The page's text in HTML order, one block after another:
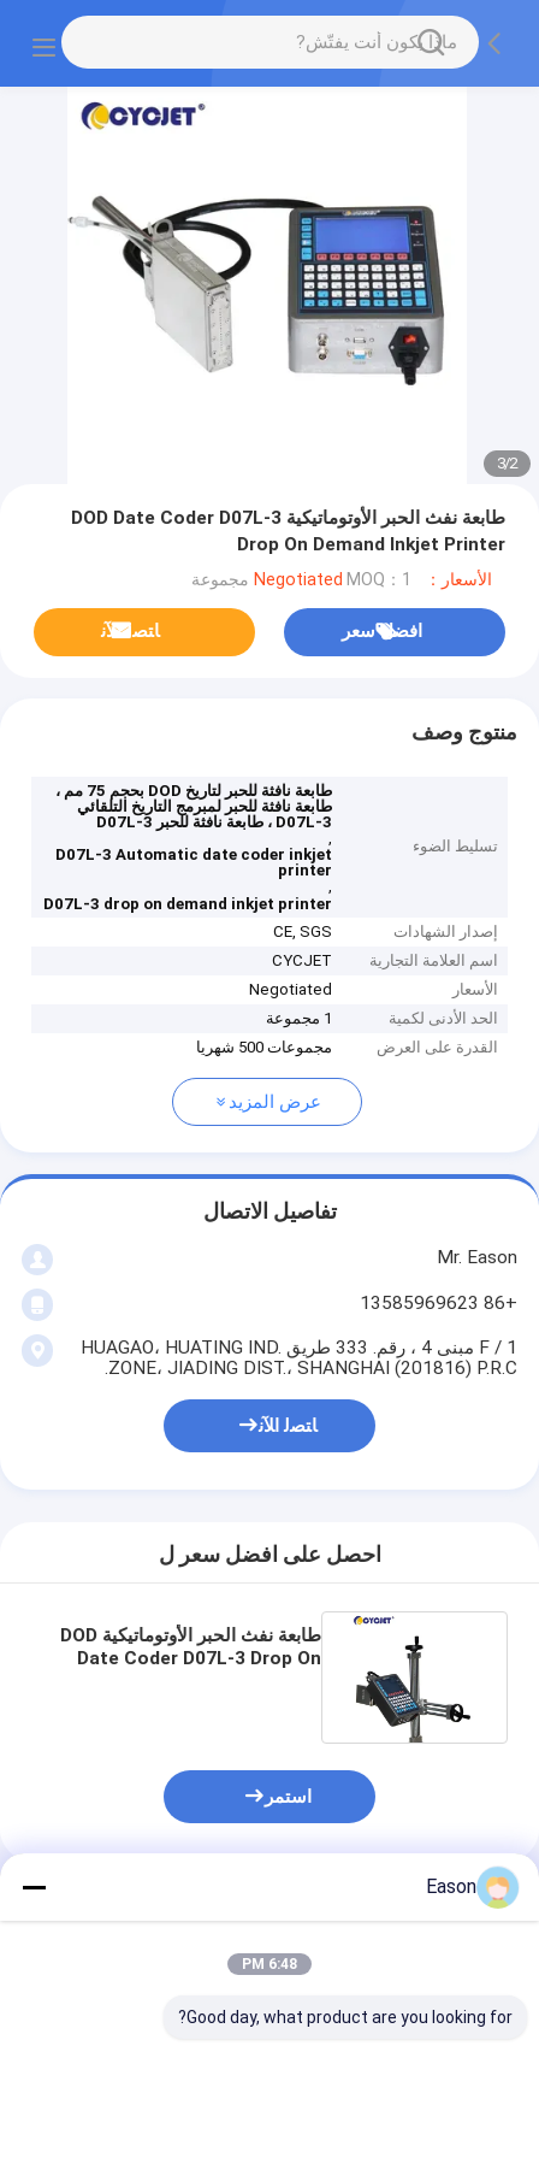
2
/
3
طابعة نفث الحبر الأوتوماتيكية DOD Date Coder D07L-3
Drop On Demand Inkjet Printer
الأسعار：Negotiated MOQ：1 مجموعة
افضل سعر ﺎﺘﺼﻟ ﺍﻶﻧ
منتوج وصف
تسليط الضوء
طابعة نافثة للحبر لتاريخ DOD بحجم 75 مم ،
طابعة نافثة للحبر لمبرمج التاريخ التلقائي
D07L-3 ، طابعة نافثة للحبر D07L-3
,
D07L-3 Automatic date coder inkjet
printer
,
D07L-3 drop on demand inkjet printer
إصدار الشهادات
CE, SGS
اسم العلامة التجارية
CYCJET
الأسعار
Negotiated
الحد الأدنى لكمية
1 مجموعة
القدرة على العرض
مجموعات 500 شهريا
عرض المزيد
تفاصيل الاتصال
Mr. Eason
+86 13585969623
1 / F مبنى 4 ، رقم. 333 طريق HUAGAO، HUATING IND.
ZONE، JIADING DIST.، SHANGHAI (201816) P.R.C.
ﺎﺘﺼﻟ ﺍﻶﻧ
احصل على افضل سعر ل
طابعة نفث الحبر الأوتوماتيكية DOD
Date Coder D07L-3 Drop On
استمر
المنتجات الموصى بها
Eason
6:48 PM
Good day, what product are you looking for?